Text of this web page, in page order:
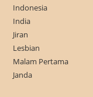
Indonesia
India
Jiran
Lesbian
Malam Pertama
Janda